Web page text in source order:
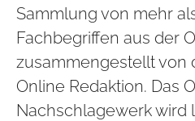
Sammlung von mehr
Fachbegriffen aus der
zusammengestellt von
Online Redaktion. Das
Nachschlagewerk wird